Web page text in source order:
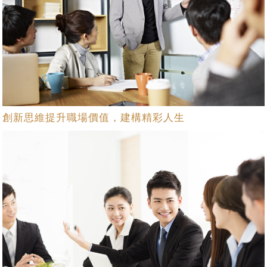
創新思維提升職場價值，建構精彩人生